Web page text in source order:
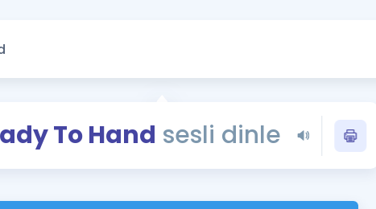
Eğitim ve Kitaplara
YDS - YÖKDİL Tüm
İngilizce Gramer
İngilizce Gramer ve
To Hand sesli dinle